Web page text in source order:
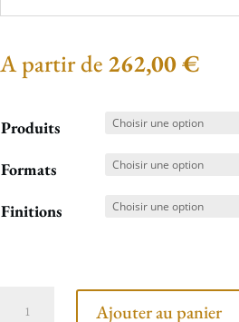
A partir de 262,00€
Produits
Formats
Finitions
Ajouter au panier